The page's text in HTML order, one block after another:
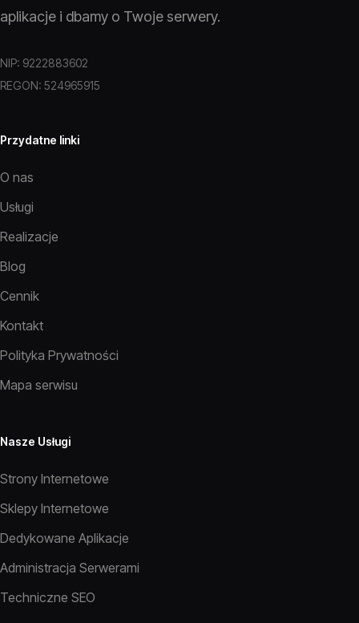
aplikacje i dbamy o Twoje serwery.
NIP: 9222883602
REGON: 524965915
Przydatne linki
O nas
Usługi
Realizacje
Blog
Cennik
Kontakt
Polityka Prywatności
Mapa serwisu
Nasze Usługi
Strony Internetowe
Sklepy Internetowe
Dedykowane Aplikacje
Administracja Serwerami
Techniczne SEO